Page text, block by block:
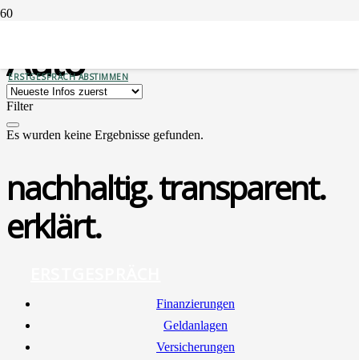
ERSTGESPRÄCH ABSTIMMEN
Auto
Filter
Es wurden keine Ergebnisse gefunden.
nachhaltig. transparent.
erklärt.
Finan­zie­run­gen
Geld­an­la­gen
Ver­si­che­run­gen